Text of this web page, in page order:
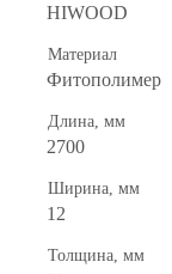
HIWOOD
Материал
Фитополимер
Длина, мм
2700
Ширина, мм
12
Толщина, мм